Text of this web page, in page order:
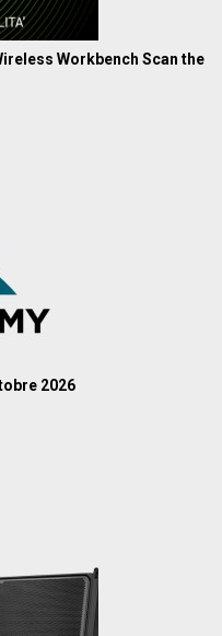
Workbench Scan the
2026